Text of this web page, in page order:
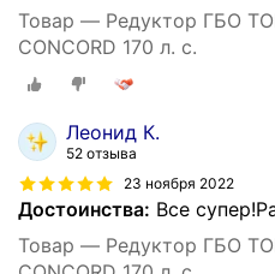
Товар — Редуктор ГБО
CONCORD 170 л. с.
Леонид К.
52 отзыва
23 ноября 2022
Достоинства: Все
Товар — Редуктор ГБО